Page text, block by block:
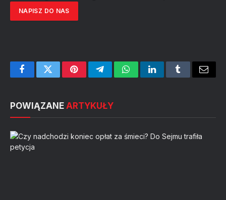
NAPISZ DO NAS
FacebookTwitterPinterestTelegramWhatsAppLinkedInTumblrEmail
POWIĄZANE ARTYKUŁY